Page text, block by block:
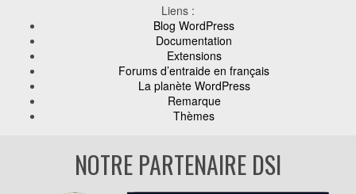
Liens :
Blog WordPress
Documentation
Extensions
Forums d’entraide en français
La planète WordPress
Remarque
Thèmes
NOTRE PARTENAIRE DSI